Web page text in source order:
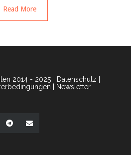
Read More
2014 - 2025 Datenschutz
Newsletter